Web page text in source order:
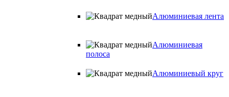
Алюминиевая лента
Алюминиевая
полоса
Алюминиевый круг